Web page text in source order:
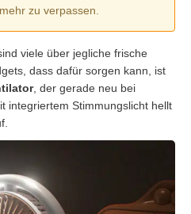
zu verpassen.
viele über jegliche frische
dass dafür sorgen kann, ist
, der gerade neu bei
integriertem Stimmungslicht hellt